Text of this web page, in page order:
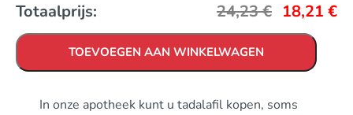
Totaalprijs: 24,23€ 18,21 €
TOEVOEGEN AAN WINKELWAGEN
In onze apotheek kunt u tadalafil kopen, soms